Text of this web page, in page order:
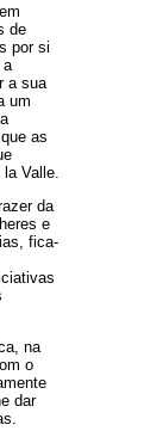
de
por si
a
a sua
um
as
Valle.
da
e
fica-
na
o
dar